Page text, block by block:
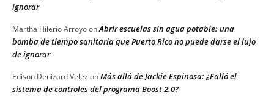
ignorar
Martha Hilerio ArroyoonAbrir escuelas sin agua potable: una
bomba de tiempo sanitaria que Puerto Rico no puede darse el lujo
de ignorar
Edison Denizard Velez onMás allá de Jackie Espinosa: ¿Falló el
sistema de controles del programa Boost 2.0?